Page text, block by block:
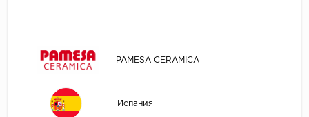
PAMESA CERAMICA
Испания